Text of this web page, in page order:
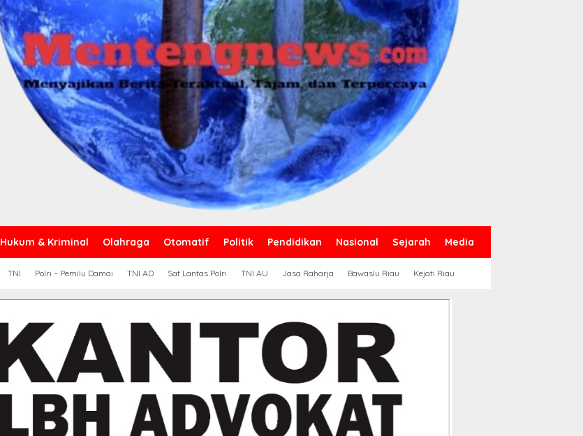
Hukum & Kriminal Olahraga Otomatif Politik Pendidikan Nasional Sejarah Media
TNI Polri – Pemilu Damai TNI AD Sat Lantas Polri TNI AU Jasa Raharja Bawaslu Riau Kejati Riau